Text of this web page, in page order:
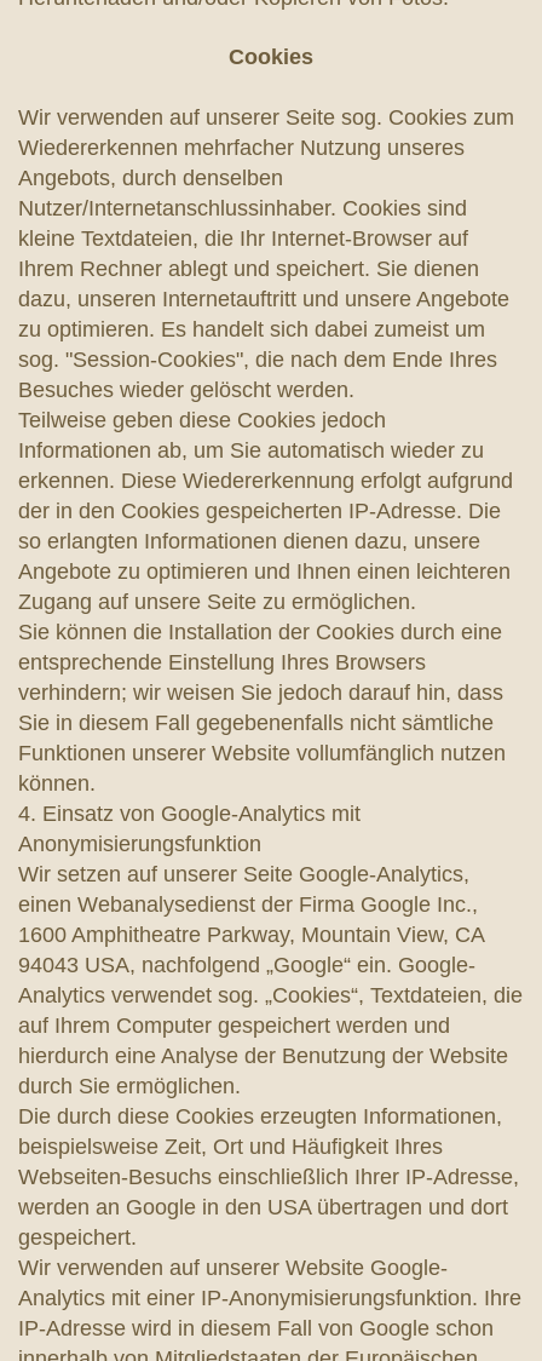
Cookies
Wir verwenden auf unserer Seite sog. Cookies zum
Wiedererkennen mehrfacher Nutzung unseres
Angebots, durch denselben
Nutzer/Internetanschlussinhaber. Cookies sind
kleine Textdateien, die Ihr Internet-Browser auf
Ihrem Rechner ablegt und speichert. Sie dienen
dazu, unseren Internetauftritt und unsere Angebote
zu optimieren. Es handelt sich dabei zumeist um
sog. "Session-Cookies", die nach dem Ende Ihres
Besuches wieder gelöscht werden.
Teilweise geben diese Cookies jedoch
Informationen ab, um Sie automatisch wieder zu
erkennen. Diese Wiedererkennung erfolgt aufgrund
der in den Cookies gespeicherten IP-Adresse. Die
so erlangten Informationen dienen dazu, unsere
Angebote zu optimieren und Ihnen einen leichteren
Zugang auf unsere Seite zu ermöglichen.
Sie können die Installation der Cookies durch eine
entsprechende Einstellung Ihres Browsers
verhindern; wir weisen Sie jedoch darauf hin, dass
Sie in diesem Fall gegebenenfalls nicht sämtliche
Funktionen unserer Website vollumfänglich nutzen
können.
4. Einsatz von Google-Analytics mit
Anonymisierungsfunktion
Wir setzen auf unserer Seite Google-Analytics,
einen Webanalysedienst der Firma Google Inc.,
1600 Amphitheatre Parkway, Mountain View, CA
94043 USA, nachfolgend „Google“ ein. Google-
Analytics verwendet sog. „Cookies“, Textdateien, die
auf Ihrem Computer gespeichert werden und
hierdurch eine Analyse der Benutzung der Website
durch Sie ermöglichen.
Die durch diese Cookies erzeugten Informationen,
beispielsweise Zeit, Ort und Häufigkeit Ihres
Webseiten-Besuchs einschließlich Ihrer IP-Adresse,
werden an Google in den USA übertragen und dort
gespeichert.
Wir verwenden auf unserer Website Google-
Analytics mit einer IP-Anonymisierungsfunktion. Ihre
IP-Adresse wird in diesem Fall von Google schon